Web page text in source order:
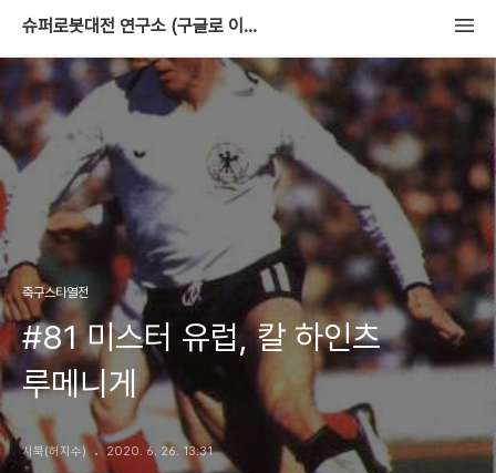
슈퍼로봇대전 연구소 (구글로 이사중)
축구스타열전
#81 미스터 유럽, 칼 하인츠
루메니게
시북(허지수) 2020. 6. 26. 13:31